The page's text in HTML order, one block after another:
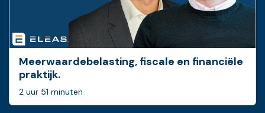
Meerwaardebelasting, fiscale en financiële
praktijk.
2 uur 51 minuten